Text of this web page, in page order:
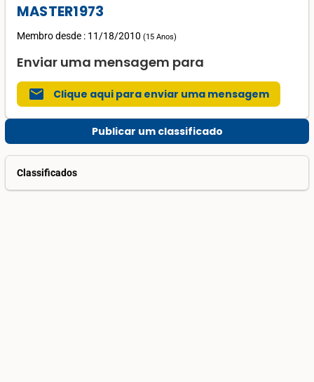
MASTER1973
Membro desde : 11/18/2010 (15 Anos)
Enviar uma mensagem para
mail Clique aqui para enviar uma mensagem
Publicar um classificado
Classificados